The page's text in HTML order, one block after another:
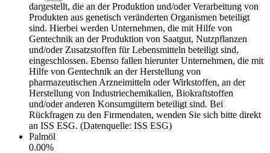
dargestellt, die an der Produktion und/oder Verarbeitung von
Produkten aus genetisch veränderten Organismen beteiligt
sind. Hierbei werden Unternehmen, die mit Hilfe von
Gentechnik an der Produktion von Saatgut, Nutzpflanzen
und/oder Zusatzstoffen für Lebensmitteln beteiligt sind,
eingeschlossen. Ebenso fallen hierunter Unternehmen, die mit
Hilfe von Gentechnik an der Herstellung von
pharmazeutischen Arzneimitteln oder Wirkstoffen, an der
Herstellung von Industriechemikalien, Biokraftstoffen
und/oder anderen Konsumgütern beteiligt sind. Bei
Rückfragen zu den Firmendaten, wenden Sie sich bitte direkt
an ISS ESG. (Datenquelle: ISS ESG)
Palmöl
0.00%